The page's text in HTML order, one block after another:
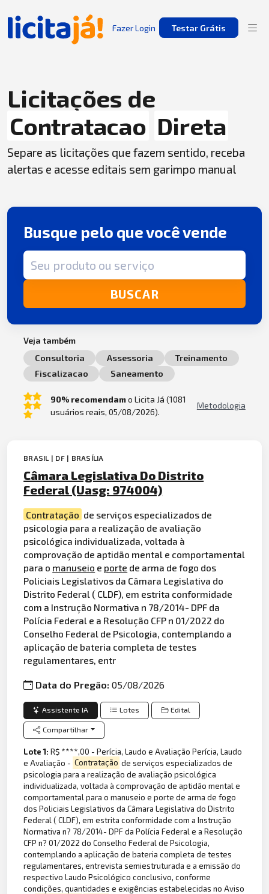
Fazer Login Testar Grátis
Licitações de
Contratacao Direta
Separe as licitações que fazem sentido, receba
alertas e acesse editais sem garimpo manual
Busque pelo que você vende
Termo de busca
BUSCAR
Veja também
Consultoria
Assessoria
Treinamento
Fiscalizacao
Saneamento
90% recomendamo Licita Já (1081
usuários reais, 05/08/2026).
Metodologia
BRASIL | DF | BRASÍLIA
Câmara Legislativa Do Distrito
Federal (Uasg: 974004)
Contratação de serviços especializados de
psicologia para a realização de avaliação
psicológica individualizada, voltada à
comprovação de aptidão mental e comportamental
para o manuseio e porte de arma de fogo dos
Policiais Legislativos da Câmara Legislativa do
Distrito Federal ( CLDF), em estrita conformidade
com a Instrução Normativa n 78/2014- DPF da
Polícia Federal e a Resolução CFP n 01/2022 do
Conselho Federal de Psicologia, contemplando a
aplicação de bateria completa de testes
regulamentares, entr
Data do Pregão:05/08/2026
Assistente IA Lotes Edital
Compartilhar
Lote 1:R$ ****,00 - Perícia, Laudo e Avaliação Perícia, Laudo
e Avaliação - Contratação de serviços especializados de
psicologia para a realização de avaliação psicológica
individualizada, voltada à comprovação de aptidão mental e
comportamental para o manuseio e porte de arma de fogo
dos Policiais Legislativos da Câmara Legislativa do Distrito
Federal ( CLDF), em estrita conformidade com a Instrução
Normativa n? 78/2014- DPF da Polícia Federal e a Resolução
CFP n? 01/2022 do Conselho Federal de Psicologia,
contemplando a aplicação de bateria completa de testes
regulamentares, entrevista semiestruturada e a emissão do
respectivo Laudo Psicológico conclusivo, conforme
condições, quantidades e exigências estabelecidas no Aviso